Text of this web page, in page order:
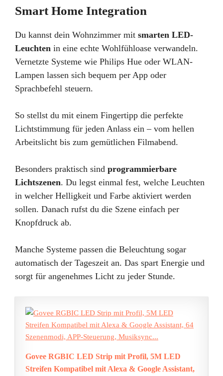
Smart Home Integration
Du kannst dein Wohnzimmer mit smarten LED-
Leuchten in eine echte Wohlfühloase verwandeln.
Vernetzte Systeme wie Philips Hue oder WLAN-
Lampen lassen sich bequem per App oder
Sprachbefehl steuern.
So stellst du mit einem Fingertipp die perfekte
Lichtstimmung für jeden Anlass ein – vom hellen
Arbeitslicht bis zum gemütlichen Filmabend.
Besonders praktisch sind programmierbare
Lichtszenen. Du legst einmal fest, welche Leuchten
in welcher Helligkeit und Farbe aktiviert werden
sollen. Danach rufst du die Szene einfach per
Knopfdruck ab.
Manche Systeme passen die Beleuchtung sogar
automatisch der Tageszeit an. Das spart Energie und
sorgt für angenehmes Licht zu jeder Stunde.
Govee RGBIC LED Strip mit Profil, 5M LED
Streifen Kompatibel mit Alexa & Google Assistant,